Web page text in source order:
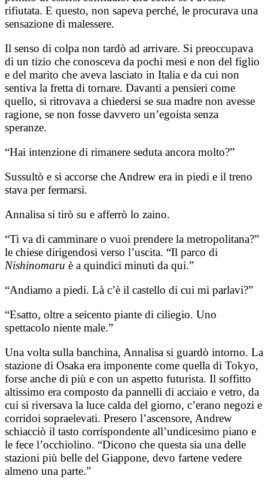
rifiutata. E questo, non sapeva perché, le procurava una
sensazione di malessere.
Il senso di colpa non tardò ad arrivare. Si preoccupava
di un tizio che conosceva da pochi mesi e non del figlio
e del marito che aveva lasciato in Italia e da cui non
sentiva la fretta di tornare. Davanti a pensieri come
quello, si ritrovava a chiedersi se sua madre non avesse
ragione, se non fosse davvero un’egoista senza
speranze.
“Hai intenzione di rimanere seduta ancora molto?”
Sussultò e si accorse che Andrew era in piedi e il treno
stava per fermarsi.
Annalisa si tirò su e afferrò lo zaino.
“Ti va di camminare o vuoi prendere la metropolitana?”
le chiese dirigendosi verso l’uscita. “Il parco di
Nishinomaru è a quindici minuti da qui.”
“Andiamo a piedi. Là c’è il castello di cui mi parlavi?”
“Esatto, oltre a seicento piante di ciliegio. Uno
spettacolo niente male.”
Una volta sulla banchina, Annalisa si guardò intorno. La
stazione di Osaka era imponente come quella di Tokyo,
forse anche di più e con un aspetto futurista. Il soffitto
altissimo era composto da pannelli di acciaio e vetro, da
cui si riversava la luce calda del giorno, c’erano negozi e
corridoi sopraelevati. Presero l’ascensore, Andrew
schiacciò il tasto corrispondente all’undicesimo piano e
le fece l’occhiolino. “Dicono che questa sia una delle
stazioni più belle del Giappone, devo fartene vedere
almeno una parte.”